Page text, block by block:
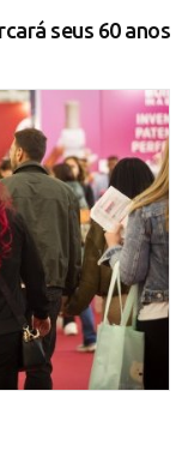
seus 60 anos